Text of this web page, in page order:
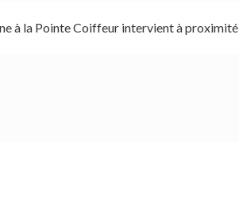
à la Pointe Coiffeur intervient à proximité